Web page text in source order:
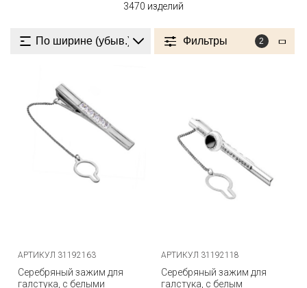
3470 изделий
Фильтры 2
АРТИКУЛ 31192163
Серебряный зажим для
галстука, с белыми
АРТИКУЛ 31192118
Серебряный зажим для
галстука, с белым